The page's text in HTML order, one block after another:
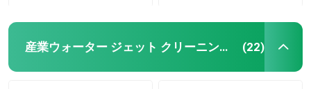
産業ウォーター ジェット クリーニング機械 (22)